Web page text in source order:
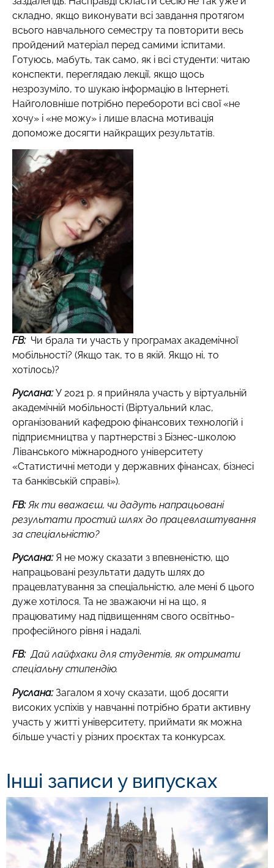
складно, якщо виконувати всі завдання протягом
всього навчального семестру та повторити весь
пройдений матеріал перед самими іспитами.
Готуюсь, мабуть, так само, як і всі студенти: читаю
конспекти, переглядаю лекції, якщо щось
незрозуміло, то шукаю інформацію в Інтернеті.
Найголовніше потрібно перебороти всі свої «не
хочу» і «не можу» і лише власна мотивація
допоможе досягти найкращих результатів.
FB: Чи брала ти участь у програмах академічної
мобільності? (Якщо так, то в якій. Якщо ні, то
хотілось)?
Руслана:У 2021 р. я прийняла участь у віртуальній
академічній мобільності (Віртуальний клас,
організований кафедрою фінансових технологій і
підприємництва у партнерстві з Бізнес-школою
Ліванського міжнародного університету
«Статистичні методи у державних фінансах, бізнесі
та банківській справі»).
FB: Як ти вважаєш, чи дадуть напрацьовані
результати простий шлях до працевлаштування
за спеціальністю?
Руслана: Я не можу сказати з впевненістю, що
напрацьовані результати дадуть шлях до
працевлатування за спеціальністю, але мені б цього
дуже хотілося. Та не зважаючи ні на що, я
працюватиму над підвищенням свого освітньо-
професійного рівня і надалі.
FB: Дай лайфхаки для студентів, як отримати
спеціальну стипендію.
Руслана: Загалом я хочу сказати, щоб досягти
високих успіхів у навчанні потрібно брати активну
участь у житті університету, приймати як можна
більше участі у різних проєктах та конкурсах.
Інші записи у випусках